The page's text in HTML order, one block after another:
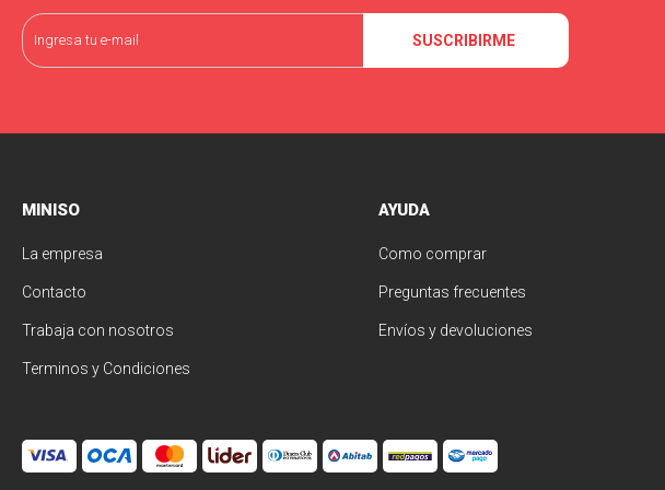
SUSCRIBIRME
MINISO
La empresa
Contacto
Trabaja con nosotros
Terminos y Condiciones
AYUDA
Como comprar
Preguntas frecuentes
Envíos y devoluciones